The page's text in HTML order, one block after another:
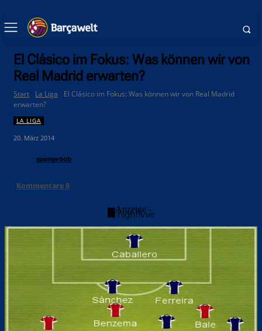
El Clásico im Fokus: Was können wir von
Real Madrid erwarten?
Start La Liga
El Clásico im Fokus: Was können wir von Real Madrid
erwarten?
LA LIGA
20. März 2014
spongebob
Kommentare0
- Anzeige -